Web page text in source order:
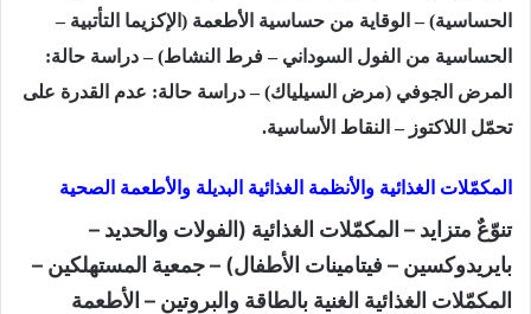
الحساسية) – الوقاية من حساسية الأطعمة (الإكزيما التأتبية –
الحساسية من الفول السوداني – فرط النشاط) – دراسة حالة:
المرض الجوفي (مرض السيلياك) – دراسة حالة: عدم القدرة على
تحمّل اللاكتوز – النقاط الأساسية.
المكمّلات الغذائية والأنظمة الغذائية البديلة والأطعمة الصحية
تنوّعٌ متزايد – المكمّلات الغذائية (الفولات والحديد –
بايريدوكسين – فيتامينات الأطفال) – جمعية المستهلكين –
المكمّلات الغذائية الغنية بالطاقة والبروتين – الأطعمة